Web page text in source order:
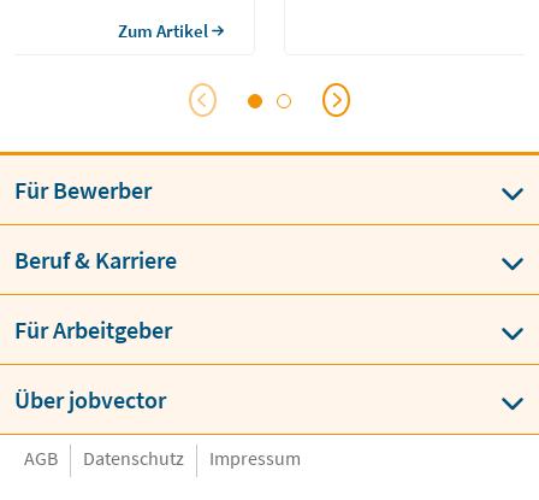
Design über dieZum Artikel
[…]
Für Bewerber
Beruf & Karriere
Für Arbeitgeber
Über jobvector
AGB Datenschutz Impressum